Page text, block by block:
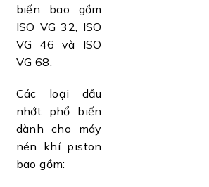
biến bao gồm
ISO VG 32, ISO
VG 46 và ISO
VG 68.
Các loại dầu
nhớt phổ biến
dành cho máy
nén khí piston
bao gồm: